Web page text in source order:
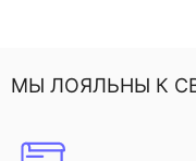
МЫ ЛОЯЛЬНЫ К